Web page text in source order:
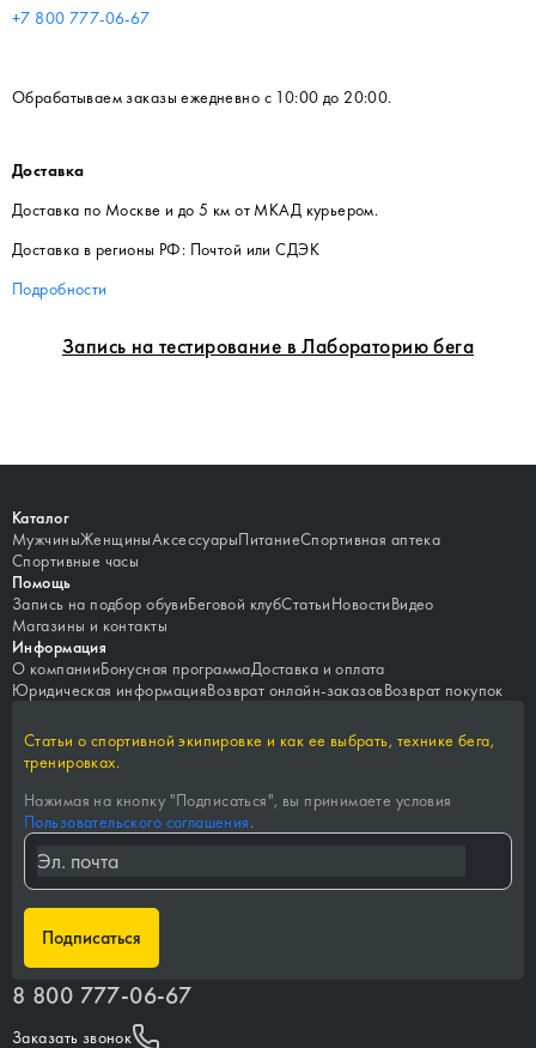
Запись на тестирование в Лабораторию бега
+7 800 777-06-67
Обрабатываем заказы ежедневно с 10:00 до 20:00.
Доставка
Доставка по Москве и до 5 км от МКАД курьером.
Доставка в регионы РФ: Почтой или СДЭК
Подробности
Каталог
МужчиныЖенщиныАксессуарыПитаниеСпортивная аптека
Спортивные часы
Помощь
Запись на подбор обувиБеговой клубСтатьиНовостиВидео
Магазины и контакты
Информация
О компанииБонусная программаДоставка и оплата
Юридическая информацияВозврат онлайн-заказовВозврат покупок
Статьи о спортивной экипировке и как ее выбрать, технике бега,
тренировках.
Нажимая на кнопку "Подписаться", вы принимаете условия
Пользовательского соглашения.
Подписаться
8 800 777-06-67
Заказать звонок